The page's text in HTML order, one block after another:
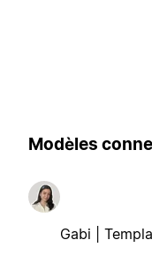
Modèles
Gabi |